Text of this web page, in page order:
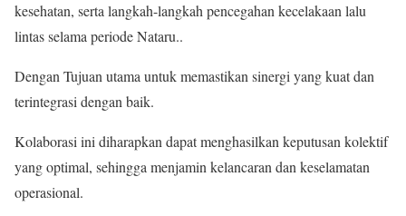
kesehatan, serta langkah-langkah pencegahan kecelakaan lalu
lintas selama periode Nataru..
Dengan Tujuan utama untuk memastikan sinergi yang kuat dan
terintegrasi dengan baik.
Kolaborasi ini diharapkan dapat menghasilkan keputusan kolektif
yang optimal, sehingga menjamin kelancaran dan keselamatan
operasional.